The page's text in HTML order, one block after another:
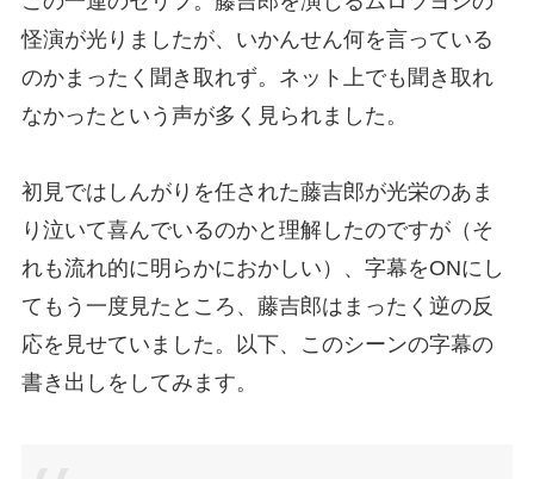
怪演が光りましたが、いかんせん何を言っている
のかまったく聞き取れず。ネット上でも聞き取れ
なかったという声が多く見られました。
初見ではしんがりを任された藤吉郎が光栄のあま
り泣いて喜んでいるのかと理解したのですが（そ
れも流れ的に明らかにおかしい）、字幕をONにし
てもう一度見たところ、藤吉郎はまったく逆の反
応を見せていました。以下、このシーンの字幕の
書き出しをしてみます。